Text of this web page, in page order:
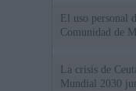
El uso personal
Comunidad de
La crisis de
Mundial 2030